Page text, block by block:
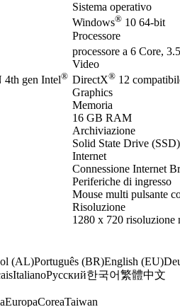
4th gen Intel®
Sistema operativo
Windows® 10 64-bit
Processore
processore a 6 Core,
Video
DirectX® 12
Graphics
Memoria
16 GB RAM
Archiviazione
Solid State Drive
Internet
Connessione Internet
Periferiche di ingresso
Mouse multi pulsante
Risoluzione
1280 x 720 risoluzione
(AL)Português (BR)English (EU)
ItalianoРусский한국어繁體中文
EuropaCoreaTaiwan